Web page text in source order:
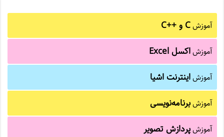
آموزشC و C++‎
آموزشاکسل Excel
آموزشاینترنت اشیا
آموزشبرنامه‌نویسی
آموزشپردازش تصویر